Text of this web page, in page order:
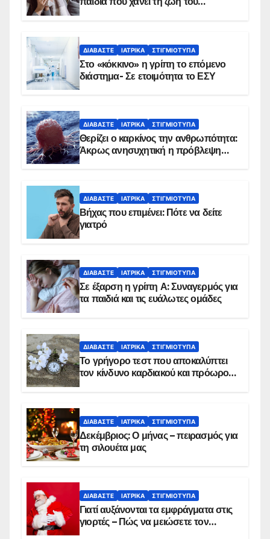
ΔΙΑΒΆΣΤΕ ΙΑΤΡΙΚΆ ΣΤΙΓΜΙΌΤΥΠΑ
Στο «κόκκινο» η γρίπη το επόμενο
διάστημα- Σε ετοιμότητα το ΕΣΥ
ΔΙΑΒΆΣΤΕ ΙΑΤΡΙΚΆ ΣΤΙΓΜΙΌΤΥΠΑ
Θερίζει ο καρκίνος την ανθρωπότητα:
Άκρως ανησυχητική η πρόβλεψη…
ΔΙΑΒΆΣΤΕ ΙΑΤΡΙΚΆ ΣΤΙΓΜΙΌΤΥΠΑ
Βήχας που επιμένει: Πότε να δείτε
γιατρό
ΔΙΑΒΆΣΤΕ ΙΑΤΡΙΚΆ ΣΤΙΓΜΙΌΤΥΠΑ
Σε έξαρση η γρίπη Α: Συναγερμός για
τα παιδιά και τις ευάλωτες ομάδες
ΔΙΑΒΆΣΤΕ ΙΑΤΡΙΚΆ ΣΤΙΓΜΙΌΤΥΠΑ
Το γρήγορο τεστ που αποκαλύπτει
τον κίνδυνο καρδιακού και πρόωρου
ΔΙΑΒΆΣΤΕ ΙΑΤΡΙΚΆ ΣΤΙΓΜΙΌΤΥΠΑ
Δεκέμβριος: Ο μήνας – πειρασμός για
τη σιλουέτα μας
ΔΙΑΒΆΣΤΕ ΙΑΤΡΙΚΆ ΣΤΙΓΜΙΌΤΥΠΑ
Γιατί αυξάνονται τα εμφράγματα στις
γιορτές – Πώς να μειώσετε τον